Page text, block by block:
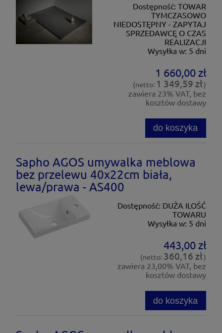
Dostępność: TOWAR
TYMCZASOWO
NIEDOSTĘPNY - ZAPYTAJ
SPRZEDAWCĘ O CZAS
REALIZACJI
Wysyłka w: 5 dni
1 660,00 zł
(netto: 1 349,59 zł)
zawiera 23% VAT, bez
kosztów dostawy
do koszyka
Sapho AGOS umywalka meblowa
bez przelewu 40x22cm biała,
lewa/prawa - AS400
Dostępność: DUŻA ILOŚĆ
TOWARU
Wysyłka w: 5 dni
443,00 zł
(netto: 360,16 zł)
zawiera 23,00% VAT, bez
kosztów dostawy
do koszyka